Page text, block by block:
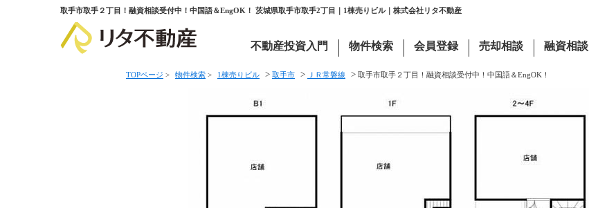
取手市取手２丁目！融資相談受付中！中国語＆EngOK！ 茨城県取手市取手2丁目｜1棟売りビル｜株式会社リタ不動産
不動産投資入門 物件検索 会員登録 売却相談 融資相談
TOPページ > 物件検索 > 1棟売りビル > 取手市 > ＪＲ常磐線 > 取手市取手２丁目！融資相談受付中！中国語＆EngOK！